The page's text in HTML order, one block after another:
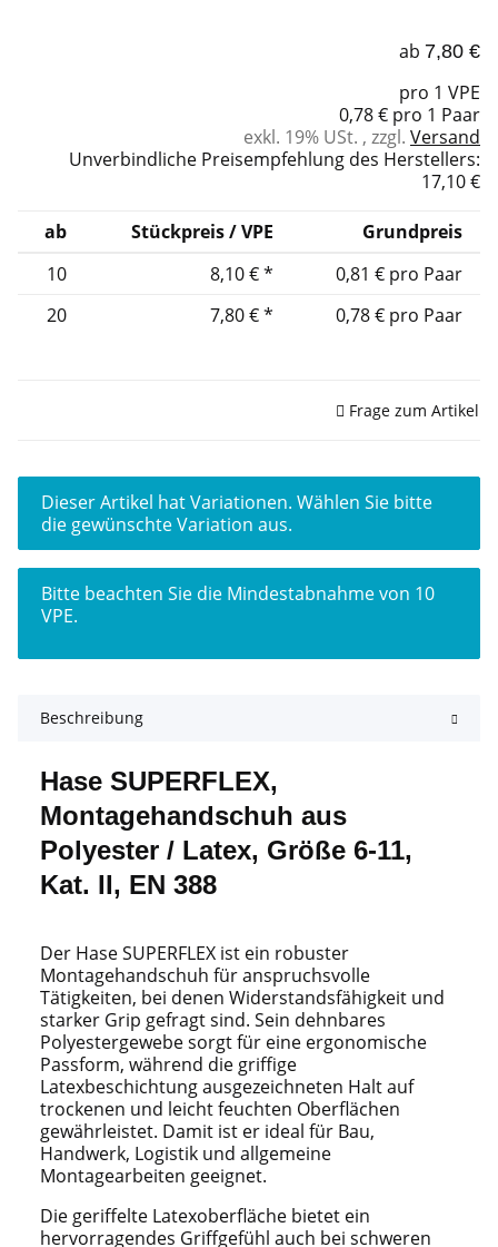
ab 7,80 €
pro 1 VPE
0,78 € pro 1 Paar
exkl. 19% USt. , zzgl. Versand
Unverbindliche Preisempfehlung des Herstellers:
17,10 €
ab Stückpreis / VPE
Grundpreis
10
8,10 €*
0,81 € pro Paar
20
7,80 €* 0,78 € pro Paar
Frage zum Artikel
x
Dieser Artikel hat Variationen. Wählen Sie bitte
die gewünschte Variation aus.
x
Bitte beachten Sie die Mindestabnahme von 10
VPE.
Beschreibung
Hase SUPERFLEX,
Montagehandschuh aus
Polyester / Latex, Größe 6-11,
Kat. II, EN 388
Der Hase SUPERFLEX ist ein robuster
Montagehandschuh für anspruchsvolle
Tätigkeiten, bei denen Widerstandsfähigkeit und
starker Grip gefragt sind. Sein dehnbares
Polyestergewebe sorgt für eine ergonomische
Passform, während die griffige
Latexbeschichtung ausgezeichneten Halt auf
trockenen und leicht feuchten Oberflächen
gewährleistet. Damit ist er ideal für Bau,
Handwerk, Logistik und allgemeine
Montagearbeiten geeignet.
Die geriffelte Latexoberfläche bietet ein
hervorragendes Griffgefühl auch bei schweren